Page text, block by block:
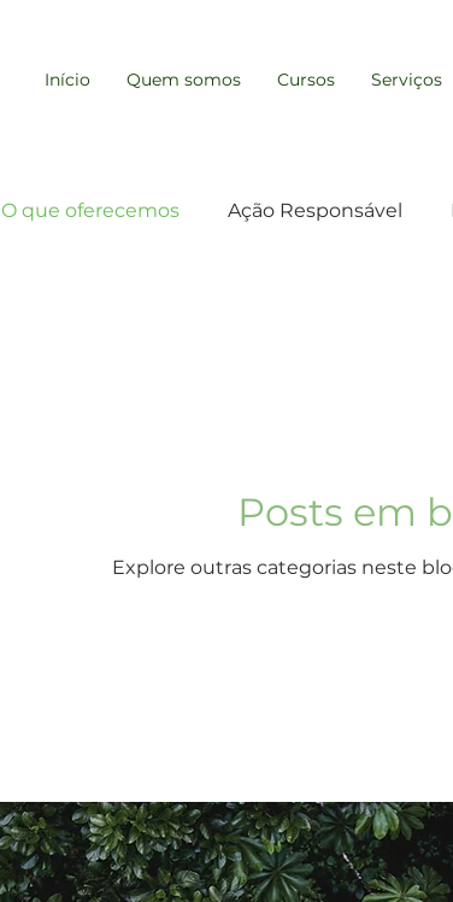
Início Quem somos Cursos Serviços
O que oferecemos Ação Responsável
Posts em
Explore outras categorias neste